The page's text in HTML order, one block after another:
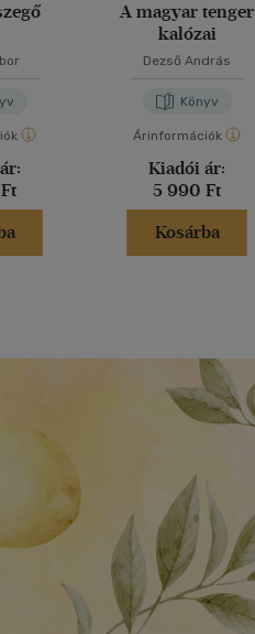
A magyar tenger
kalózai
Dezső András
Könyv
Árinformációk
Kiadói ár:
5 990 Ft
Kosárba